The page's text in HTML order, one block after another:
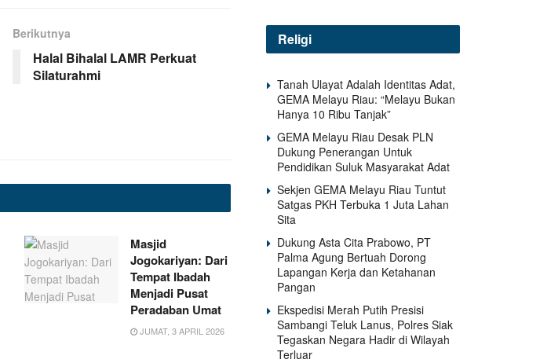
Berikutnya
Halal Bihalal LAMR Perkuat
Silaturahmi
Masjid
Jogokariyan: Dari
Tempat Ibadah
Menjadi Pusat
Peradaban Umat
JUMAT, 3 APRIL 2026
Religi
Tanah Ulayat Adalah Identitas Adat,
GEMA Melayu Riau: “Melayu Bukan
Hanya 10 Ribu Tanjak”
GEMA Melayu Riau Desak PLN
Dukung Penerangan Untuk
Pendidikan Suluk Masyarakat Adat
Sekjen GEMA Melayu Riau Tuntut
Satgas PKH Terbuka 1 Juta Lahan
Sita
Dukung Asta Cita Prabowo, PT
Palma Agung Bertuah Dorong
Lapangan Kerja dan Ketahanan
Pangan
Ekspedisi Merah Putih Presisi
Sambangi Teluk Lanus, Polres Siak
Tegaskan Negara Hadir di Wilayah
Terluar